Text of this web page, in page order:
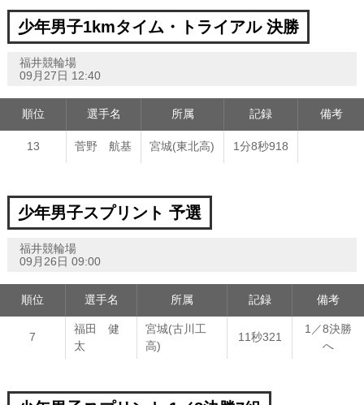
少年男子1kmタイム・トライアル 決勝
福井競輪場
09月27日 12:40
順位 選手名 所属 記録 備考
13 菅野 航基 宮城(東北高) 1分8秒918
少年男子スプリント 予選
福井競輪場
09月26日 09:00
順位 選手名 所属 記録 備考
7
福田 健
太
宮城(古川工
高)
11秒321
1／8決勝
へ